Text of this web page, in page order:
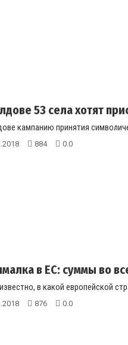
53 села хотят
кампанию принятия
884 0.0
в ЕС: суммы во
в какой европейской
876 0.0